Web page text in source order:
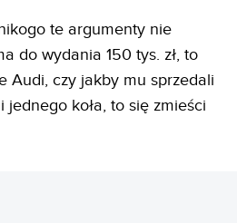
te argumenty nie
do wydania 150 tys. zł, to
Audi, czy jakby mu sprzedali
koła, to się zmieści